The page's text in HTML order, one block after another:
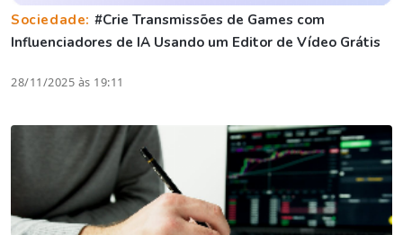
Sociedade: #Crie Transmissões de Games com
Influenciadores de IA Usando um Editor de Vídeo Grátis
28/11/2025 às 19:11